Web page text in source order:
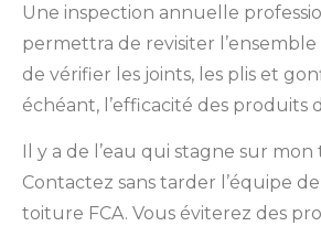
Une inspection annuelle
permettra de revisiter
de vérifier les joints, les plis et
échéant, l’efficacité des produits
Il y a de l’eau qui stagne sur
Contactez sans tarder l’équipe
toiture FCA. Vous éviterez des